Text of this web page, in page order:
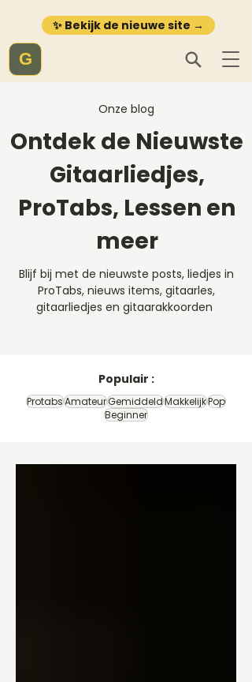
✨ Bekijk de nieuwe site →
G
Onze blog
Ontdek de Nieuwste
Gitaarliedjes,
ProTabs, Lessen en
meer
Blijf bij met de nieuwste posts, liedjes in
ProTabs, nieuws items, gitaarles,
gitaarliedjes en gitaarakkoorden
Populair :
ProtabsAmateurGemiddeldMakkelijkPop
Beginner